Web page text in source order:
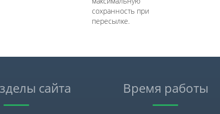
сохранность при
пересылке.
сайта Время работы